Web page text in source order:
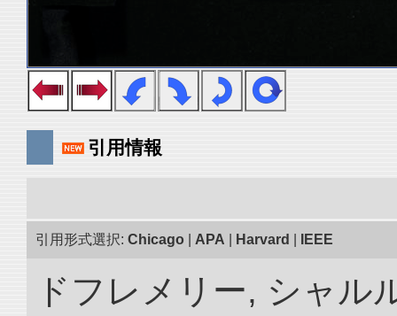
引用情報
引用形式選択: Chicago APA Harvard IEEE
ドフレメリー, シャル